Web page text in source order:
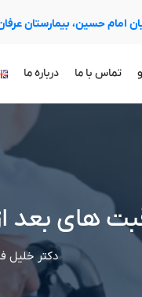
امام حسین، بیمارستان
تماس با ما درباره ما
های بعد
دکتر خلیل